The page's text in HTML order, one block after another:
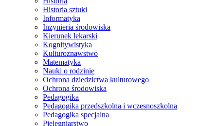
Historia sztuki
Informatyka
Inżynieria środowiska
Kierunek lekarski
Kognitywistyka
Kulturoznawstwo
Matematyka
Nauki o rodzinie
Ochrona dziedzictwa kulturowego
Ochrona środowiska
Pedagogika
Pedagogika przedszkolna i wczesnoszkolna
Pedagogika specjalna
Pielęgniarstwo